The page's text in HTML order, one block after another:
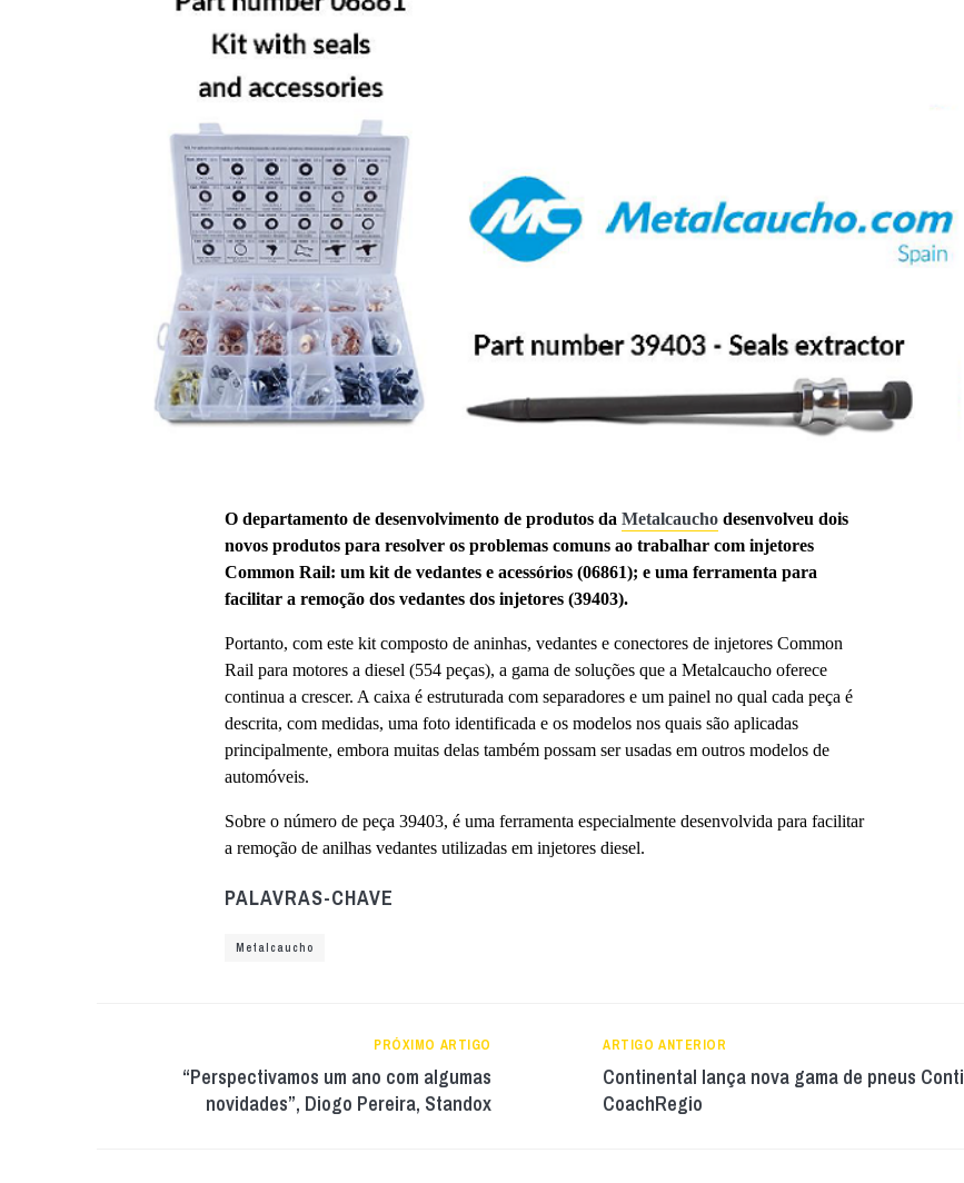
O departamento de desenvolvimento de produtos da Metalcaucho desenvolveu dois
novos produtos para resolver os problemas comuns ao trabalhar com injetores
Common Rail: um kit de vedantes e acessórios (06861); e uma ferramenta para
facilitar a remoção dos vedantes dos injetores (39403).
Portanto, com este kit composto de aninhas, vedantes e conectores de injetores Common
Rail para motores a diesel (554 peças), a gama de soluções que a Metalcaucho oferece
continua a crescer. A caixa é estruturada com separadores e um painel no qual cada peça é
descrita, com medidas, uma foto identificada e os modelos nos quais são aplicadas
principalmente, embora muitas delas também possam ser usadas em outros modelos de
automóveis.
Sobre o número de peça 39403, é uma ferramenta especialmente desenvolvida para facilitar
a remoção de anilhas vedantes utilizadas em injetores diesel.
PALAVRAS-CHAVE
Metalcaucho
PRÓXIMO ARTIGO
“Perspectivamos um ano com algumas
novidades”, Diogo Pereira, Standox
ARTIGO ANTERIOR
Continental lança nova gama de pneus Conti
CoachRegio